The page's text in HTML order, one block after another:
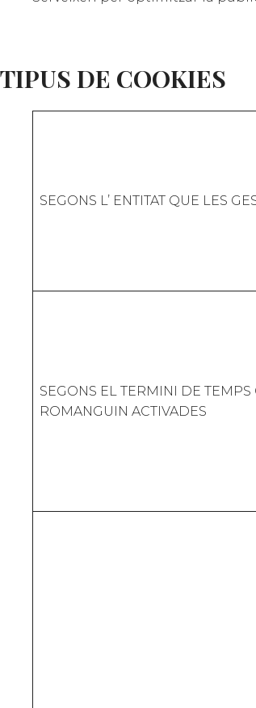
TIPUS DE COOKIES
SEGONS L’ ENTITAT QUE LES
SEGONS EL TERMINI DE TEMPS
ROMANGUIN ACTIVADES